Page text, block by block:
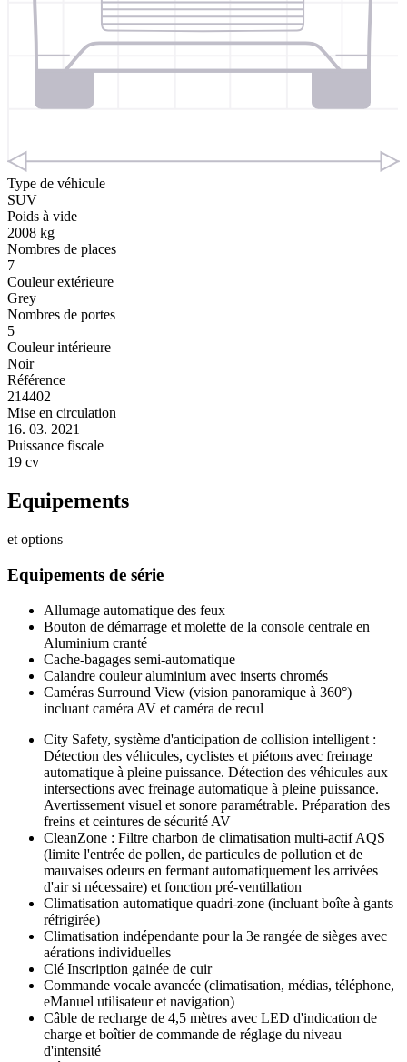
Type de véhicule
SUV
Poids à vide
2008 kg
Nombres de places
7
Couleur extérieure
Grey
Nombres de portes
5
Couleur intérieure
Noir
Référence
214402
Mise en circulation
16. 03. 2021
Puissance fiscale
19 cv
Equipements
et options
Equipements de série
Allumage automatique des feux
Bouton de démarrage et molette de la console centrale en
Aluminium cranté
Cache-bagages semi-automatique
Calandre couleur aluminium avec inserts chromés
Caméras Surround View (vision panoramique à 360°)
incluant caméra AV et caméra de recul
City Safety, système d'anticipation de collision intelligent :
Détection des véhicules, cyclistes et piétons avec freinage
automatique à pleine puissance. Détection des véhicules aux
intersections avec freinage automatique à pleine puissance.
Avertissement visuel et sonore paramétrable. Préparation des
freins et ceintures de sécurité AV
CleanZone : Filtre charbon de climatisation multi-actif AQS
(limite l'entrée de pollen, de particules de pollution et de
mauvaises odeurs en fermant automatiquement les arrivées
d'air si nécessaire) et fonction pré-ventillation
Climatisation automatique quadri-zone (incluant boîte à gants
réfrigirée)
Climatisation indépendante pour la 3e rangée de sièges avec
aérations individuelles
Clé Inscription gainée de cuir
Commande vocale avancée (climatisation, médias, téléphone,
eManuel utilisateur et navigation)
Câble de recharge de 4,5 mètres avec LED d'indication de
charge et boîtier de commande de réglage du niveau
d'intensité